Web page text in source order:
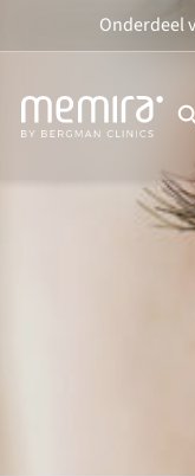
naar
inhoud
Onderdeel